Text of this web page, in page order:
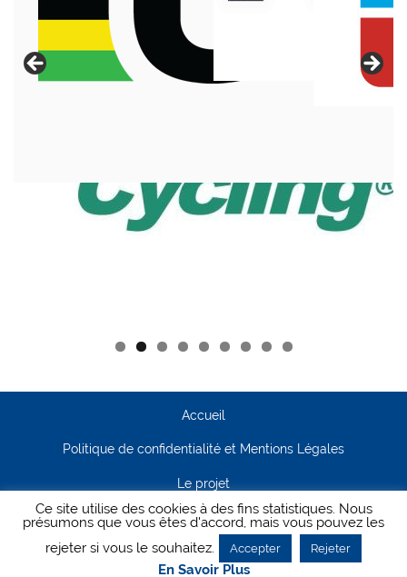
Accueil
Politique de confidentialité et Mentions Légales
Le projet
Contact
- Pour Cyclisme Pour Tous
Ce site utilise des cookies à des fins statistiques. Nous
présumons que vous êtes d'accord, mais vous pouvez les
rejeter si vous le souhaitez.
Accepter Rejeter
En Savoir Plus